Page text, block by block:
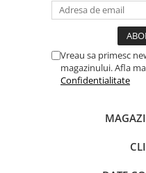
Vreau sa primesc
magazinului. Afla
Confidentialitate